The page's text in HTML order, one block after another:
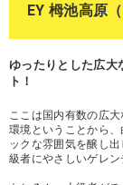
EY 栂池高原
ゆったりとした広大
ト！
ここは国内有数の広
環境ということから
ックな雰囲気を醸し
級者にやさしいゲレン